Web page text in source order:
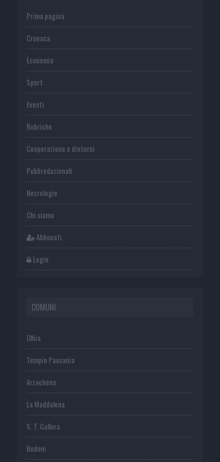
Prima pagina
Cronaca
Economia
Sport
Eventi
Rubriche
Cooperazione e dintorni
Publiredazionali
Necrologie
Chi siamo
Abbonati
Login
COMUNI
Olbia
Tempio Pausania
Arzachena
La Maddalena
S. T. Gallura
Budoni